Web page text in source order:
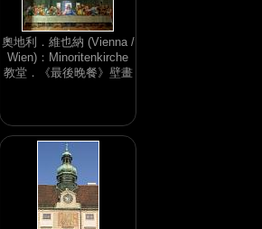
奧地利．維也納 (Vienna /
Wien)：Minoritenkirche
教堂．《最後晚餐》壁畫